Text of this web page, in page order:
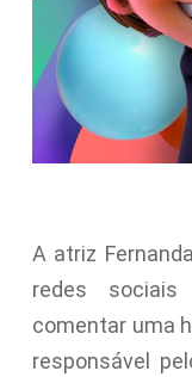
A atriz
redes
comentar uma
responsável